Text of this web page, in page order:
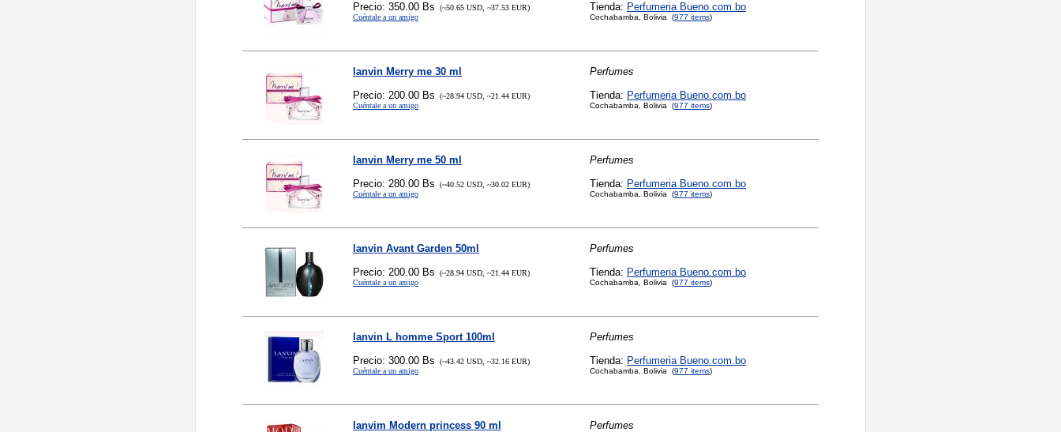
Precio: 350.00 Bs (~50.65 USD, ~37.53 EUR)
Cuéntale a un amigo
Tienda: Perfumeria Bueno.com.bo
Cochabamba, Bolivia (977 items)
lanvin Merry me 30 ml
Precio: 200.00 Bs (~28.94 USD, ~21.44 EUR)
Cuéntale a un amigo
Perfumes
Tienda: Perfumeria Bueno.com.bo
Cochabamba, Bolivia (977 items)
lanvin Merry me 50 ml
Precio: 280.00 Bs (~40.52 USD, ~30.02 EUR)
Cuéntale a un amigo
Perfumes
Tienda: Perfumeria Bueno.com.bo
Cochabamba, Bolivia (977 items)
lanvin Avant Garden 50ml
Precio: 200.00 Bs (~28.94 USD, ~21.44 EUR)
Cuéntale a un amigo
Perfumes
Tienda: Perfumeria Bueno.com.bo
Cochabamba, Bolivia (977 items)
lanvin L homme Sport 100ml
Precio: 300.00 Bs (~43.42 USD, ~32.16 EUR)
Cuéntale a un amigo
Perfumes
Tienda: Perfumeria Bueno.com.bo
Cochabamba, Bolivia (977 items)
lanvim Modern princess 90 ml Perfumes